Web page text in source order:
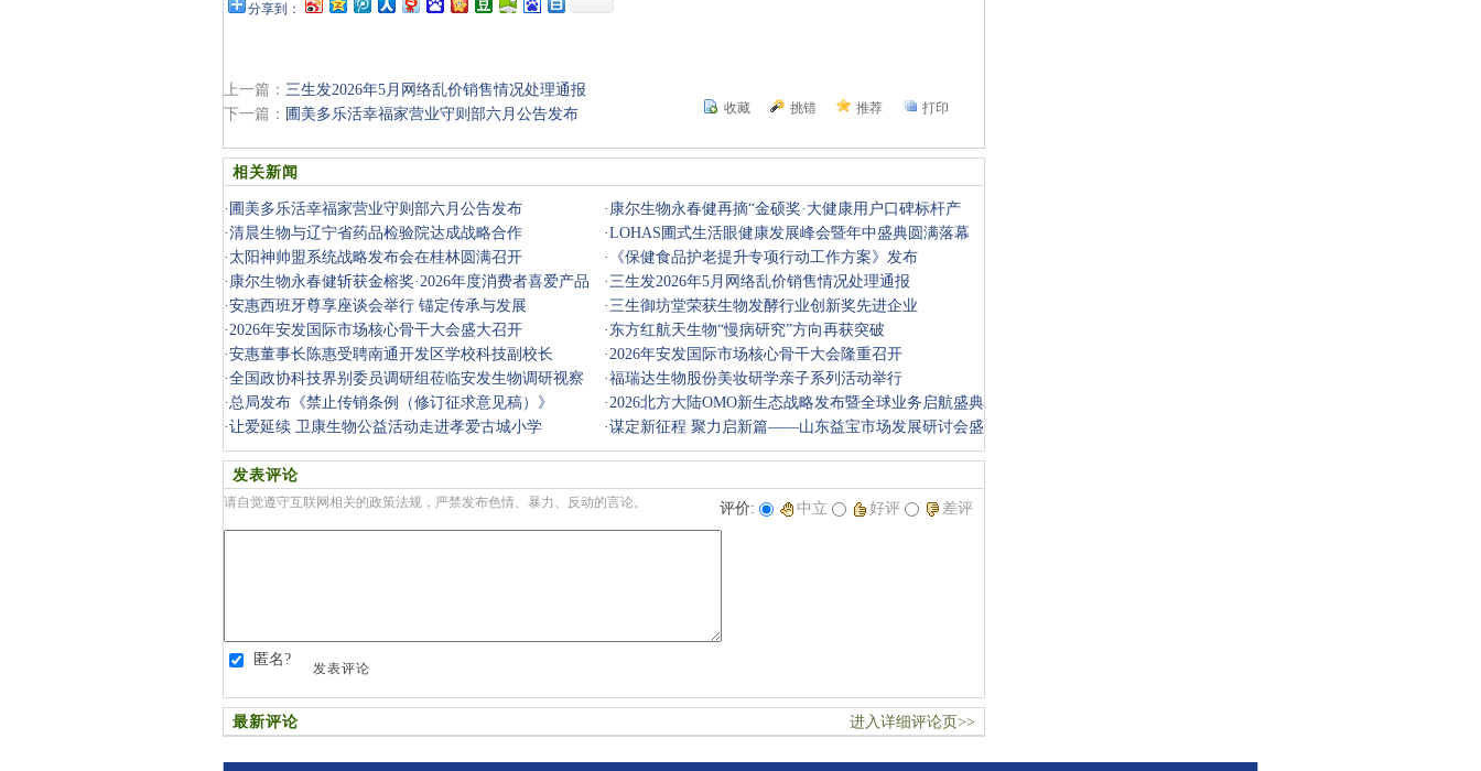
分享到：
上一篇： 三生发2026年5月网络乱价销售情况处理通报
下一篇： 圃美多乐活幸福家营业守则部六月公告发布 收藏 挑错 推荐 打印
相关新闻
· 圃美多乐活幸福家营业守则部六月公告发布 · 康尔生物永春健再摘“金硕奖·大健康用户口碑标杆产
品”殊荣
·清晨生物与辽宁省药品检验院达成战略合作 ·LOHAS圃式生活眼健康发展峰会暨年中盛典圆满落幕
· 太阳神帅盟系统战略发布会在桂林圆满召开 ·
《保健食品护老提升专项行动工作方案》发布
· 康尔生物永春健斩获金榕奖·2026年度消费者喜爱产品
奖
·三生发2026年5月网络乱价销售情况处理通报
·安惠西班牙尊享座谈会举行 锚定传承与发展 ·三生御坊堂荣获生物发酵行业创新奖先进企业
·2026年安发国际市场核心骨干大会盛大召开 · 东方红航天生物“慢病研究”方向再获突破
·安惠董事长陈惠受聘南通开发区学校科技副校长 ·2026年安发国际市场核心骨干大会隆重召开
·全国政协科技界别委员调研组莅临安发生物调研视察 ·福瑞达生物股份美妆研学亲子系列活动举行
·总局发布《禁止传销条例（修订征求意见稿）》 ·2026北方大陆OMO新生态战略发布暨全球业务启航盛典
圆满举行
·让爱延续 卫康生物公益活动走进孝爱古城小学 ·谋定新征程 聚力启新篇——山东益宝市场发展研讨会盛
大启幕
发表评论
请自觉遵守互联网相关的政策法规，严禁发布色情、暴力、反动的言论。 评价: 中立 好评 差评
匿名?
发表评论
最新评论 进入详细评论页>>